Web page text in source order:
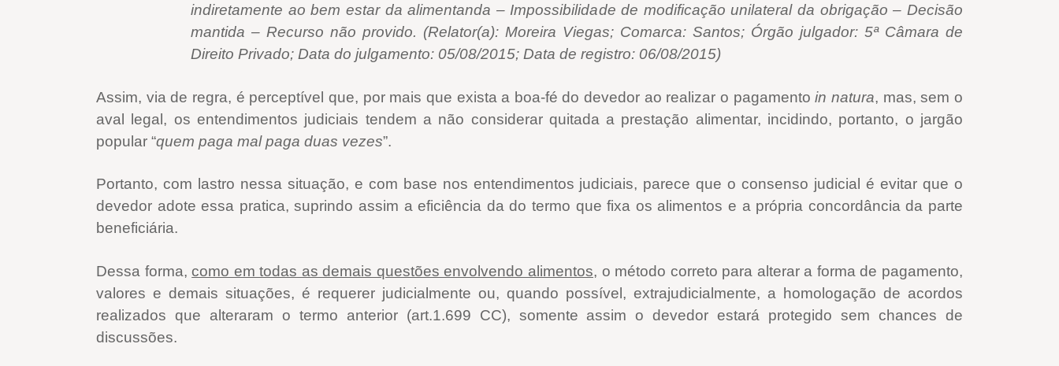
indiretamente ao bem estar da alimentanda – Impossibilidade de modificação unilateral da obrigação – Decisão
mantida – Recurso não provido. (Relator(a): Moreira Viegas; Comarca: Santos; Órgão julgador: 5ª Câmara de
Direito Privado; Data do julgamento: 05/08/2015; Data de registro: 06/08/2015)
Assim, via de regra, é perceptível que, por mais que exista a boa-fé do devedor ao realizar o pagamentoin natura, mas, sem o
aval legal, os entendimentos judiciais tendem a não considerar quitada a prestação alimentar, incidindo, portanto, o jargão
popular “quem paga mal paga duas vezes”.
Portanto, com lastro nessa situação, e com base nos entendimentos judiciais, parece que o consenso judicial é evitar que o
devedor adote essa pratica, suprindo assim a eficiência da do termo que fixa os alimentos e a própria concordância da parte
beneficiária.
Dessa forma,como em todas as demais questões envolvendo alimentos, o método correto para alterar a forma de pagamento,
valores e demais situações, é requerer judicialmente ou, quando possível, extrajudicialmente, a homologação de acordos
realizados que alteraram o termo anterior (art.1.699 CC), somente assim o devedor estará protegido sem chances de
discussões.